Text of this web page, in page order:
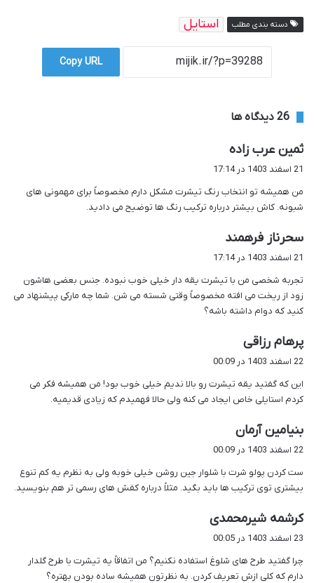
دسته بندی مطلب استایل
Copy URL
‫26 دیدگاه ها
ثمین عرب زاده
ف
:
21 اسفند 1403 در 17:14
من همیشه تو انتخاب رنگ تیشرت مشکل دارم مخصوصاً برای مهمونی های
شبونه. کاش بیشتر درباره ترکیب رنگ ها توضیح می دادید.
سحرناز فرهمند
ف
:
21 اسفند 1403 در 17:14
تجربه شخصی من با تیشرت یقه دار خیلی خوب نبوده. جنس بعضی هاشون
زود از ریخت می افته مخصوصاً وقتی شسته می شن. شما چه مارکی پیشنهاد می
کنید که دوام داشته باشه؟
پرهام رزاقی
:
22 اسفند 1403 در 00:09
این که گفتید یقه تیشرت رو بالا ندیم خیلی خوب بود! من همیشه فکر می
کردم استایلی خاص ایجاد می کنه ولی حالا فهمیدم که زیادی قدیمیه.
بنیامین آرمان
ف
:
22 اسفند 1403 در 00:09
ست کردن پولو شرت با شلوار جین روشن خیلی خوبه ولی به نظرم یه کم تنوع
بیشتری توی ترکیب ها باید بگید. مثلاً درباره کفش های رسمی تر هم بنویسید.
کرشمه شیرمحمدی
23 اسفند 1403 در 00:05
چرا گفتید طرح های شلوغ استفاده نکنیم؟ من اتفاقاً یه تیشرت با طرح گلدار
دارم که کلی ازش تعریف کردن. به نظرتون همیشه ساده بودن بهتره؟